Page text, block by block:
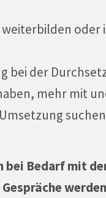
bei der
mehr mit
bei Bedarf mit
Gespräche